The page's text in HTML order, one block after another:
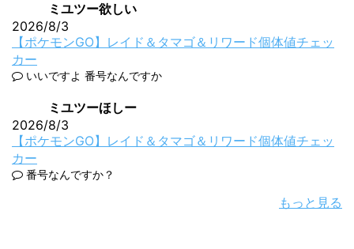
ミユツー欲しい
2026/8/3
【ポケモンGO】レイド＆タマゴ＆リワード個体値チェッ
カー
いいですよ 番号なんですか
ミユツーほしー
2026/8/3
【ポケモンGO】レイド＆タマゴ＆リワード個体値チェッ
カー
番号なんですか？
もっと見る